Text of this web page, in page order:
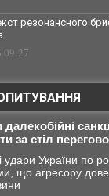
резонансного
09:27
за стіл
удари України по
що агресору